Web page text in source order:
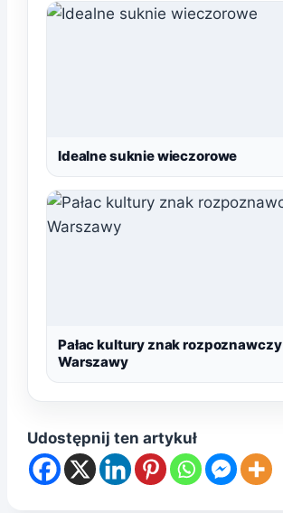
Idealne suknie wieczorowe
Pałac kultury znak rozpoznawczy
Warszawy
Udostępnij ten artykuł